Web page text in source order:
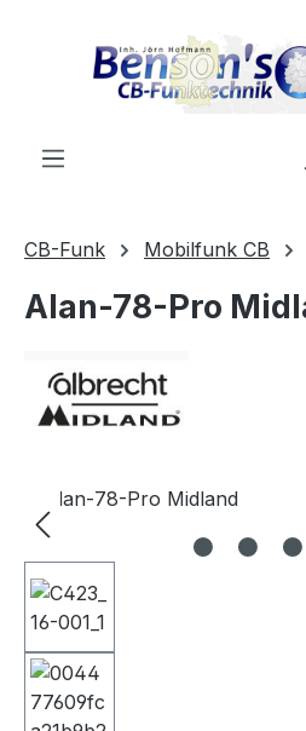
CB-Funk Mobilfunk CB
Alan-78-Pro
Bildergalerie überspringen